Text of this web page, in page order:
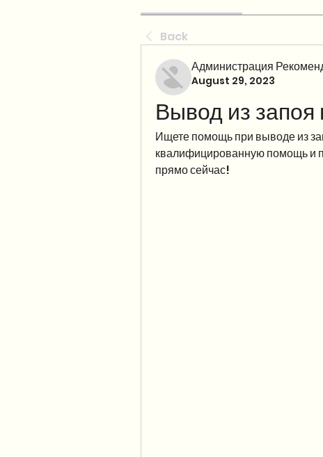
Back
Администрация
August 29, 2023
Вывод из запоя
Ищете помощь при выводе из
квалифицированную помощь и
прямо сейчас!